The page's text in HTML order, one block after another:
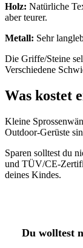
Holz: Natürliche
aber teurer.
Metall: Sehr
Die Griffe/Steine
Verschiedene
Was kostet
Kleine
Outdoor-Gerüste
Sparen solltest du
und TÜV/CE-
deines Kindes.
Du wolltest